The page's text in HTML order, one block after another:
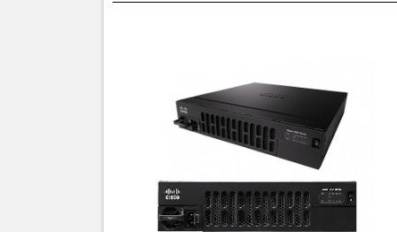
Bộ định
mang lại
Tổng quan
trong chi
hợp mới,
các trang